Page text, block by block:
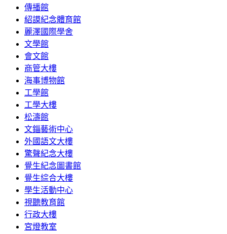
傳播館
紹謨紀念體育館
麗澤國際學舍
文學館
會文館
商管大樓
海事博物館
工學館
工學大樓
松濤館
文錙藝術中心
外國語文大樓
驚聲紀念大樓
覺生紀念圖書館
覺生綜合大樓
學生活動中心
視聽教育館
行政大樓
宮燈教室